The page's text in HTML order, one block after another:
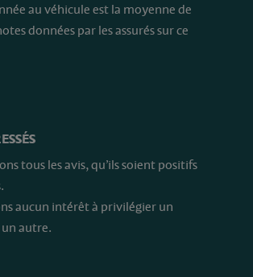
au véhicule est la moyenne de
données par les assurés sur ce
tous les avis, qu’ils soient positifs
aucun intérêt à privilégier un
autre.